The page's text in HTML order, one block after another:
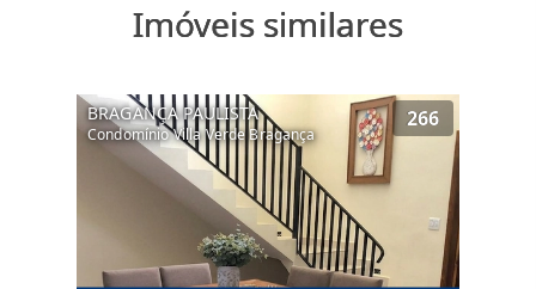
Imóveis similares
BRAGANÇA PAULISTA
Condomínio Villa Verde Bragança
266